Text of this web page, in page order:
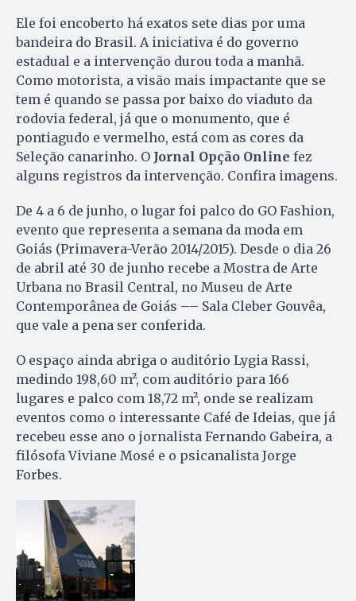
Ele foi encoberto há exatos sete dias por uma
bandeira do Brasil. A iniciativa é do governo
estadual e a intervenção durou toda a manhã.
Como motorista, a visão mais impactante que se
tem é quando se passa por baixo do viaduto da
rodovia federal, já que o monumento, que é
pontiagudo e vermelho, está com as cores da
Seleção canarinho. O Jornal Opção Online fez
alguns registros da intervenção. Confira imagens.
De 4 a 6 de junho, o lugar foi palco do GO Fashion,
evento que representa a semana da moda em
Goiás (Primavera-Verão 2014/2015). Desde o dia 26
de abril até 30 de junho recebe a Mostra de Arte
Urbana no Brasil Central, no Museu de Arte
Contemporânea de Goiás –– Sala Cleber Gouvêa,
que vale a pena ser conferida.
O espaço ainda abriga o auditório Lygia Rassi,
medindo 198,60 m², com auditório para 166
lugares e palco com 18,72 m², onde se realizam
eventos como o interessante Café de Ideias, que já
recebeu esse ano o jornalista Fernando Gabeira, a
filósofa Viviane Mosé e o psicanalista Jorge
Forbes.